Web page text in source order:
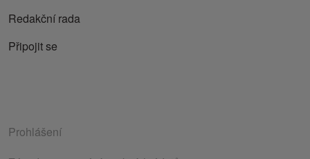
Redakční rada
Připojit se
Prohlášení